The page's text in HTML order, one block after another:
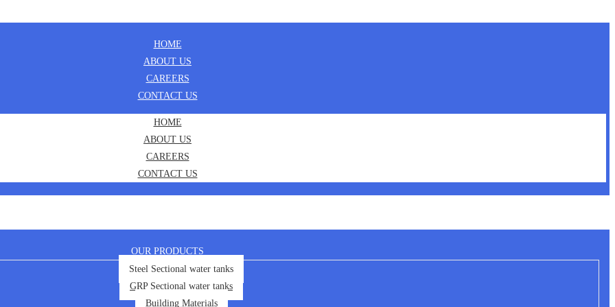
HOME
ABOUT US
CAREERS
CONTACT US
HOME
ABOUT US
CAREERS
CONTACT US
OUR PRODUCTS
Steel Sectional water tanks
GRP Sectional water tanks
Building Materials